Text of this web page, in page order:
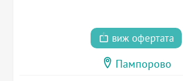
виж офертата
Пампорово